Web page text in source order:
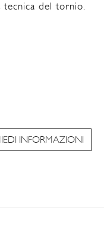
tecnica del tornio.
INFORMAZIONI